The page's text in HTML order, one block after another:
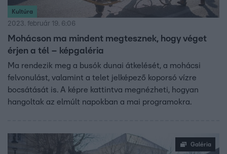
Kultúra
2023. február 19. 6:06
Mohácson ma mindent megtesznek, hogy véget
érjen a tél – képgaléria
Ma rendezik meg a busók dunai átkelését, a mohácsi
felvonulást, valamint a telet jelképező koporsó vízre
bocsátását is. A képre kattintva megnézheti, hogyan
hangoltak az elmúlt napokban a mai programokra.
Galéria